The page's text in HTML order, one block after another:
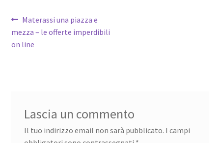
Navigazione
articoli
Articolo
precedente:
Materassi una piazza e
mezza – le offerte imperdibili
on line
Lascia un commento
Il tuo indirizzo email non sarà pubblicato. I campi